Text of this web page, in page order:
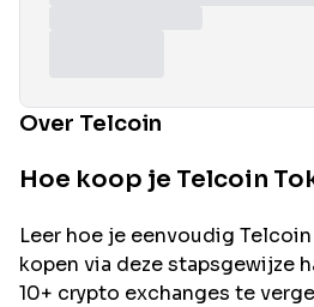
Over Telcoin
Hoe koop je Telcoin
Leer hoe je eenvoudig Telcoin
kopen via deze stapsgewijze
10+ crypto exchanges te